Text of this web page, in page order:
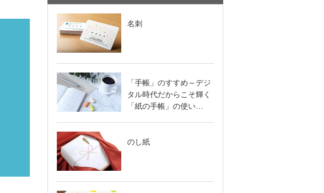
名刺
「手帳」のすすめ～デジ
タル時代だからこそ輝く
「紙の手帳」の使い…
のし紙